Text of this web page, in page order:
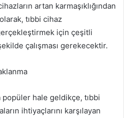
artan karmaşıklığından
tıbbi cihaz
için çeşitli
çalışması gerekecektir.
popüler hale geldikçe, tıbbi
ihtiyaçlarını karşılayan